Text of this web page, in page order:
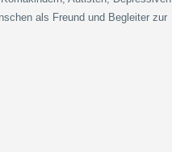
als Freund und Begleiter zur